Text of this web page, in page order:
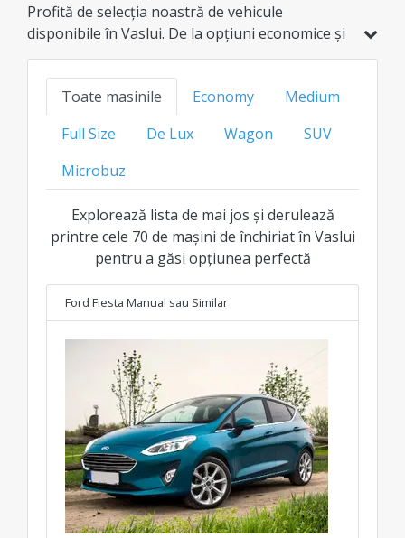
Profită de selecția noastră de vehicule
disponibile în Vaslui. De la opțiuni economice și
hibride, până la modele de familie, SUV-uri sau
de lux, găsește varianta ideală la cel mai bun
preț transparent pentru fiecare clasă.
Toate masinile Economy
Medium
Full Size
De Lux Wagon
SUV
Microbuz
Explorează lista de mai jos și derulează
printre cele 70 de mașini de închiriat în Vaslui
pentru a găsi opțiunea perfectă
Ford Fiesta Manual sau Similar